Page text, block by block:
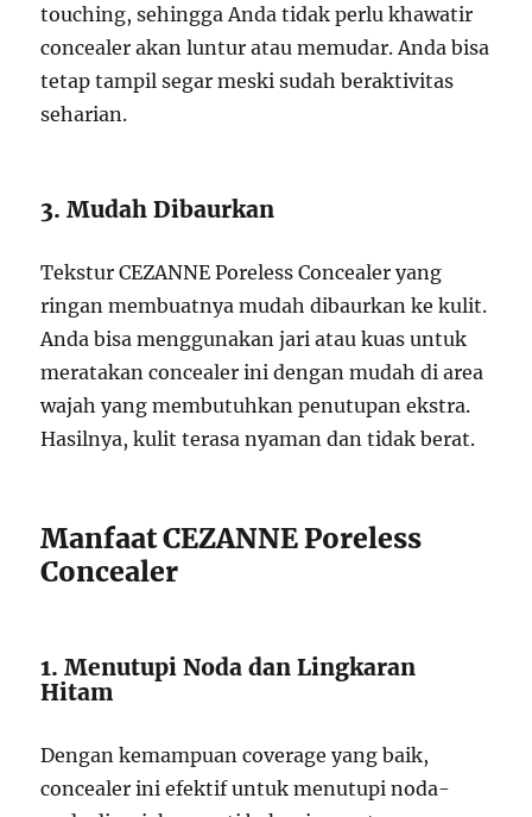
touching, sehingga Anda tidak perlu khawatir
concealer akan luntur atau memudar. Anda bisa
tetap tampil segar meski sudah beraktivitas
seharian.
3. Mudah Dibaurkan
Tekstur CEZANNE Poreless Concealer yang
ringan membuatnya mudah dibaurkan ke kulit.
Anda bisa menggunakan jari atau kuas untuk
meratakan concealer ini dengan mudah di area
wajah yang membutuhkan penutupan ekstra.
Hasilnya, kulit terasa nyaman dan tidak berat.
Manfaat CEZANNE Poreless
Concealer
1. Menutupi Noda dan Lingkaran
Hitam
Dengan kemampuan coverage yang baik,
concealer ini efektif untuk menutupi noda-